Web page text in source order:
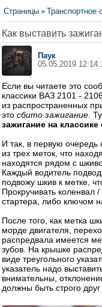
Страницы » Транспортное
Как выставить
Паук
05.05.2019
Если вы читаете это
классики ВАЗ 2101 -
из распространенных
это сбито зажигание .
зажигание на классике
И так, в первую очередь
из трех меток, что
находятся рядом с
Каждый водитель
подвожу шкив к метке,
Прокручивать
стартера, либо ключом
После того, как метка
морде двигателя,
распредвала имеется
зубов. На крышке
виде треугольного
указатель надо
внимательны,
должны быть строго друг